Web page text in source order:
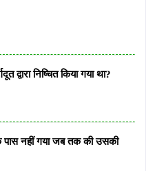
द्वारा निष्चित किया गया था?
पास नहीं गया जब तक की उसकी